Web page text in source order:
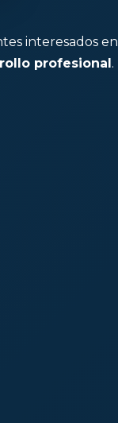
interesados en
profesional.